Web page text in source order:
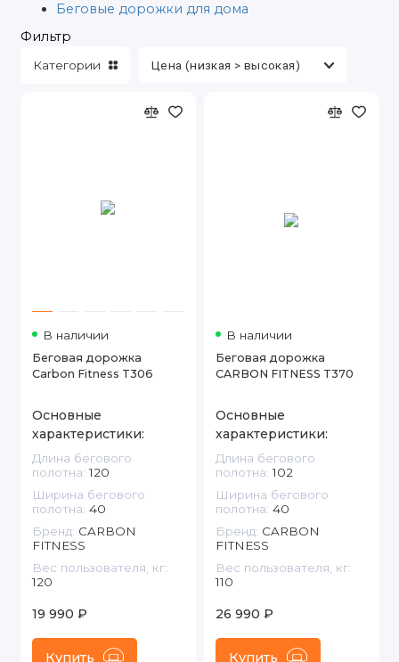
Беговые дорожки для дома
Фильтр
Категории
В наличии
Беговая дорожка
Carbon Fitness T306
Основные
характеристики:
Длина бегового
полотна: 120
Ширина бегового
полотна: 40
Бренд: CARBON
FITNESS
Вес пользователя, кг:
120
19 990 ₽
Купить
В наличии
Беговая дорожка
CARBON FITNESS T370
Основные
характеристики:
Длина бегового
полотна: 102
Ширина бегового
полотна: 40
Бренд: CARBON
FITNESS
Вес пользователя, кг:
110
26 990 ₽
Купить